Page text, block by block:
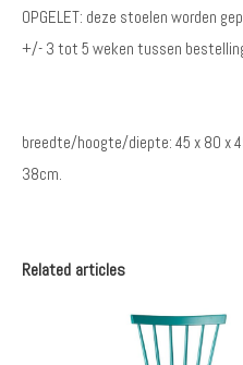
OPGELET: deze stoelen worden
+/- 3 tot 5 weken tussen
breedte/hoogte/diepte: 45 x 80 x
38cm.
Related articles